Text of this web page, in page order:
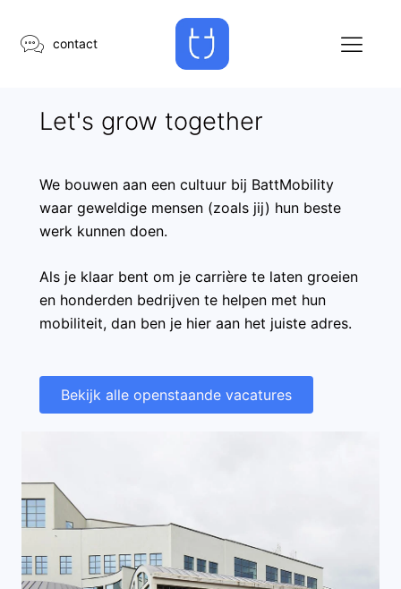
naar
contact
Let's grow together
We bouwen aan een cultuur bij BattMobility
waar geweldige mensen (zoals jij) hun beste
werk kunnen doen.
Als je klaar bent om je carrière te laten groeien
en honderden bedrijven te helpen met hun
mobiliteit, dan ben je hier aan het juiste adres.
Bekijk alle openstaande vacatures